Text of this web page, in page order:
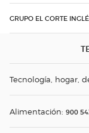
GRUPO EL CORTE
Tecnología, hogar,
Alimentación: 900